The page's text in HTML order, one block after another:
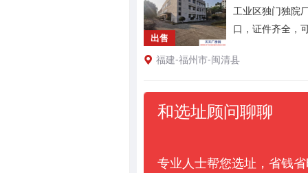
出售
工业区独门独院
口，证件齐全，
福建-福州市-闽清县
和选址顾问聊聊
专业人士帮您选址，省钱